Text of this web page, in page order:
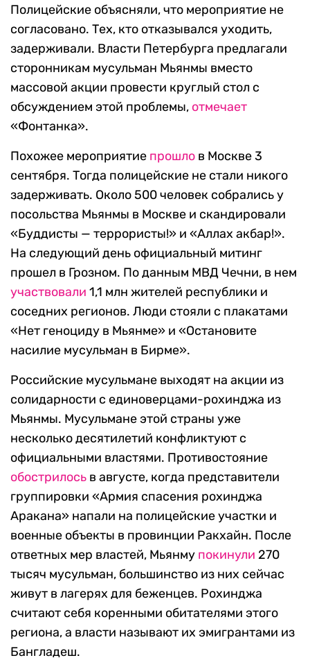
Полицейские объясняли, что мероприятие не
согласовано. Тех, кто отказывался уходить,
задерживали. Власти Петербурга предлагали
сторонникам мусульман Мьянмы вместо
массовой акции провести круглый стол с
обсуждением этой проблемы, отмечает
«Фонтанка».
Похожее мероприятие прошло в Москве 3
сентября. Тогда полицейские не стали никого
задерживать. Около 500 человек собрались у
посольства Мьянмы в Москве и скандировали
«Буддисты — террористы!» и «Аллах акбар!».
На следующий день официальный митинг
прошел в Грозном. По данным МВД Чечни, в нем
участвовали 1,1 млн жителей республики и
соседних регионов. Люди стояли с плакатами
«Нет геноциду в Мьянме» и «Остановите
насилие мусульман в Бирме».
Российские мусульмане выходят на акции из
солидарности с единоверцами-рохинджа из
Мьянмы. Мусульмане этой страны уже
несколько десятилетий конфликтуют с
официальными властями. Противостояние
обострилось в августе, когда представители
группировки «Армия спасения рохинджа
Аракана» напали на полицейские участки и
военные объекты в провинции Ракхайн. После
ответных мер властей, Мьянму покинули 270
тысяч мусульман, большинство из них сейчас
живут в лагерях для беженцев. Рохинджа
считают себя коренными обитателями этого
региона, а власти называют их эмигрантами из
Бангладеш.